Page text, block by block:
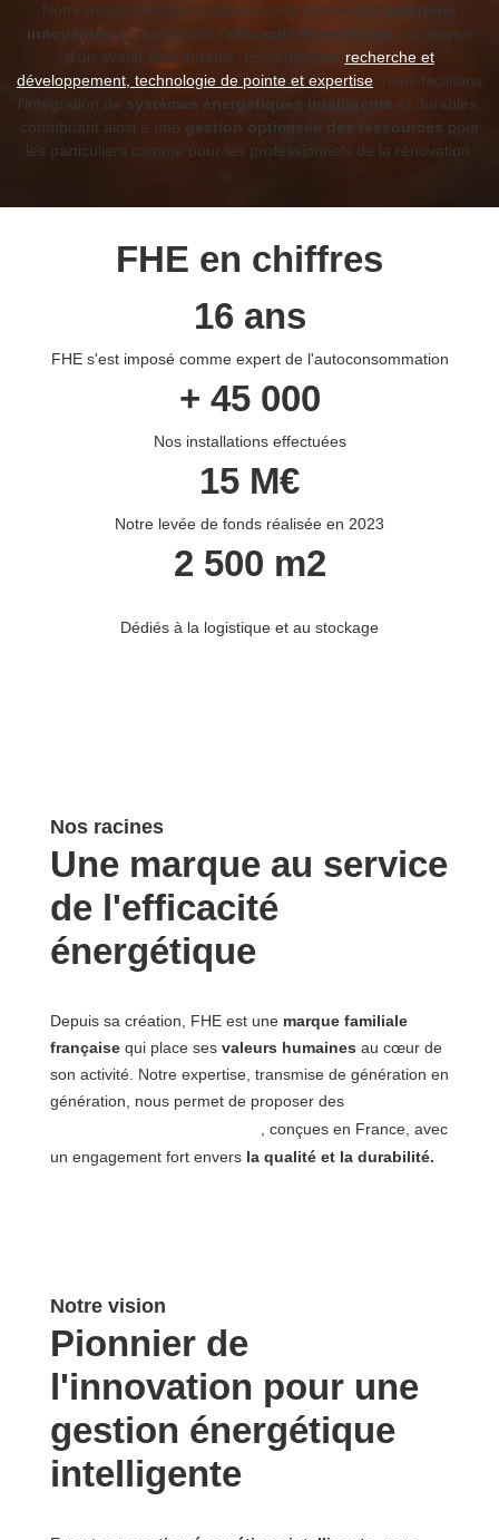
Notre mission est de concevoir et de fournir des solutions
innovantes qui optimisent l’efficacité énergétique , au service
d’un avenir plus durable. En combinant recherche et
développement, technologie de pointe et expertise , nous facilitons
l’intégration de systèmes énergétiques intelligents et durables,
contribuant ainsi à une gestion optimisée des ressources pour
les particuliers comme pour les professionnels de la rénovation.
FHE en chiffres
16 ans
FHE s'est imposé comme expert de l'autoconsommation
+ 45 000
Nos installations effectuées
15 M€
Notre levée de fonds réalisée en 2023
2 500 m2
Dédiés à la logistique et au stockage
Nos racines
Une marque au service
de l'efficacité
énergétique
Depuis sa création, FHE est une marque familiale
française qui place ses valeurs humaines au cœur de
son activité. Notre expertise, transmise de génération en
génération, nous permet de proposer des
, conçues en France, avec
un engagement fort envers la qualité et la durabilité.
Notre vision
Pionnier de
l'innovation pour une
gestion énergétique
intelligente